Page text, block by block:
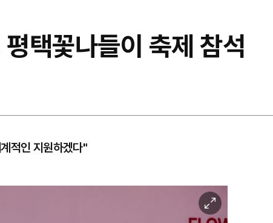
택꽃나들이 축제 참석
적인 지원하겠다"
이
미